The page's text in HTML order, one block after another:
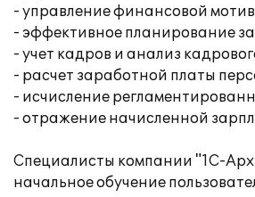
- управление финансовой
- эффективное планирование
- учет кадров и анализ
- расчет заработной платы
- исчисление
- отражение начисленной
Специалисты компании "1С-
начальное обучение